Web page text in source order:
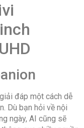
đáp một cách dễ
Dù bạn hỏi về nội
ngày, AI cũng sẽ